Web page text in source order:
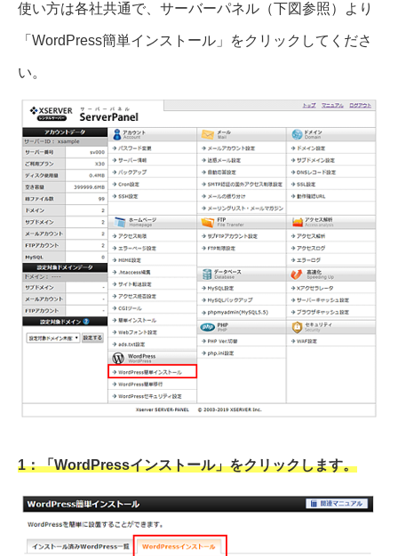
使い方は各社共通で、サーバーパネル（下図参照）より
「WordPress簡単インストール」 をクリックしてくださ
い。
1：「WordPressインストール」をクリックします。